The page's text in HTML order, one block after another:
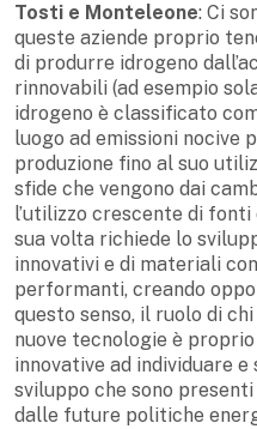
Tosti e Monteleone: Ci
queste aziende proprio
di produrre idrogeno
rinnovabili (ad esempio
idrogeno è classificato
luogo ad emissioni nocive
produzione fino al suo
sfide che vengono dai
l’utilizzo crescente di
sua volta richiede lo
innovativi e di materiali
performanti, creando
questo senso, il ruolo di
nuove tecnologie è
innovative ad individuare
sviluppo che sono
dalle future politiche